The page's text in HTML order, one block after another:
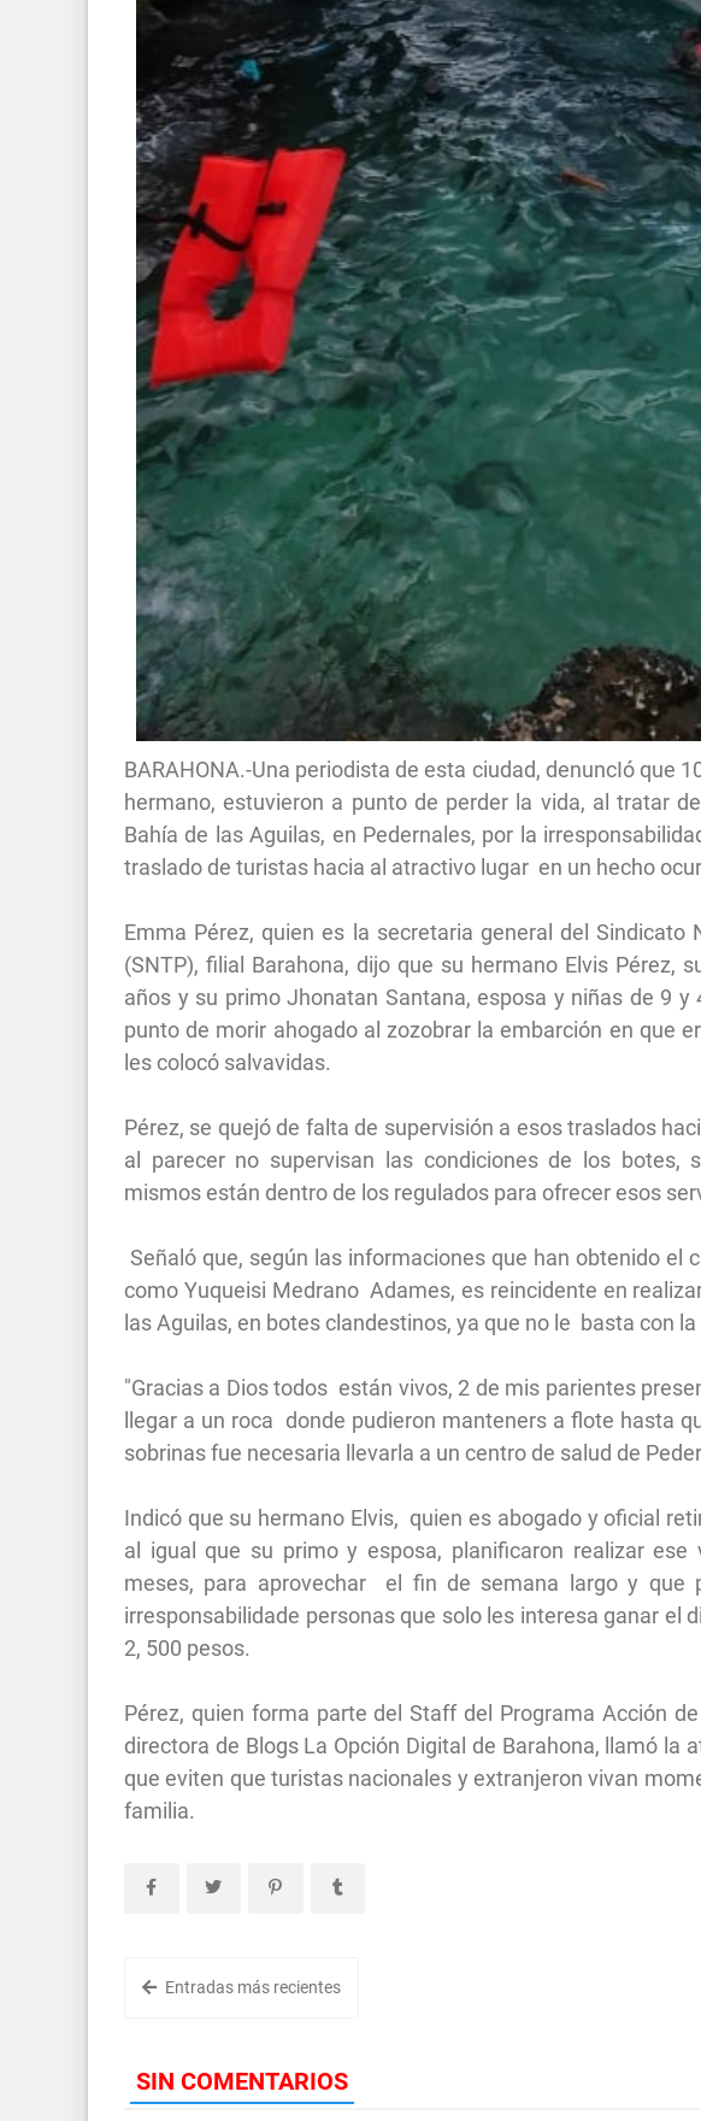
BARAHONA.-Una periodista de esta ciudad, denuncIó que
hermano, estuvieron a punto de perder la vida, al tratar
Bahía de las Aguilas, en Pedernales, por la
traslado de turistas hacia al atractivo lugar en un hecho
Emma Pérez, quien es la secretaria general del Sindicato
(SNTP), filial Barahona, dijo que su hermano Elvis Pérez,
años y su primo Jhonatan Santana, esposa y niñas de 9
punto de morir ahogado al zozobrar la embarción en que
les colocó salvavidas.
Pérez, se quejó de falta de supervisión a esos traslados
al parecer no supervisan las condiciones de los botes,
mismos están dentro de los regulados para ofrecer esos
Señaló que, según las informaciones que han obtenido
como Yuqueisi Medrano Adames, es reincidente en
las Aguilas, en botes clandestinos, ya que no le basta con
"Gracias a Dios todos están vivos, 2 de mis parientes
llegar a un roca donde pudieron manteners a flote hasta
sobrinas fue necesaria llevarla a un centro de salud de
Indicó que su hermano Elvis, quien es abogado y oficial
al igual que su primo y esposa, planificaron realizar
meses, para aprovechar el fin de semana largo y que
irresponsabilidade personas que solo les interesa ganar el
2, 500 pesos.
Pérez, quien forma parte del Staff del Programa Acción
directora de Blogs La Opción Digital de Barahona, llamó la
que eviten que turistas nacionales y extranjeron vivan
familia.
Entradas más recientes
SIN COMENTARIOS